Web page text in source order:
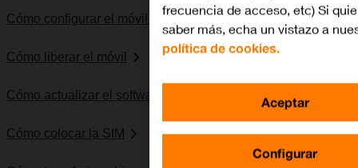
Cómo configurar el móvil para internet
Cómo liberar el móvil
Cómo actualizar el software del móvil
Cómo colocar la SIM
frecuencia de acceso, etc) Si
saber más, echa un vistazo a
política de cookies.
Configurar
Aceptar